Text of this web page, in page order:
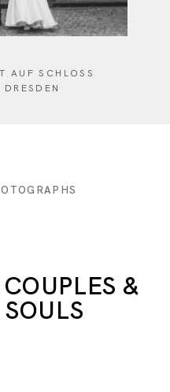
AUF SCHLOSS
&